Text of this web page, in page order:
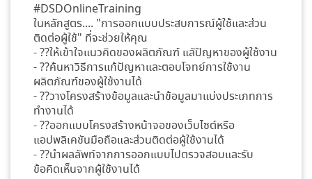
#DSDOnlineTraining
ในหลักสูตร.... "การออกแบบประสบการณ์ผู้ใช้และส่วน
ติดต่อผู้ใช้" ที่จะช่วยให้คุณ
- ??ให้เข้าใจแนวคิดของผลิตภัณฑ์ แลัปัญหาของผู้ใช้งาน
- ??ค้นหาวิธีการแก้ปัญหาและตอบโจทย์การใช้งาน
ผลิตภัณฑ์ของผู้ใช้งานได้
- ??วางโครงสร้างข้อมูลและนำข้อมูลมาแบ่งประเภทการ
ทำงานได้
- ??ออกแบบโครงสร้างหน้าจอของเว็บไซต์หรือ
แอปพลิเคชันมือถือและส่วนติดต่อผู้ใช้งานได้
- ??นำผลลัพท์จากการออกแบบไปตรวจสอบและรับ
ข้อคิดเห็นจากผู้ใช้งานได้